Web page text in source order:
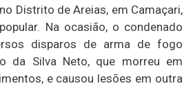
Distrito de Areias, em Camaçari,
Na ocasião, o condenado
disparos de arma de fogo
da Silva Neto, que morreu em
e causou lesões em outra